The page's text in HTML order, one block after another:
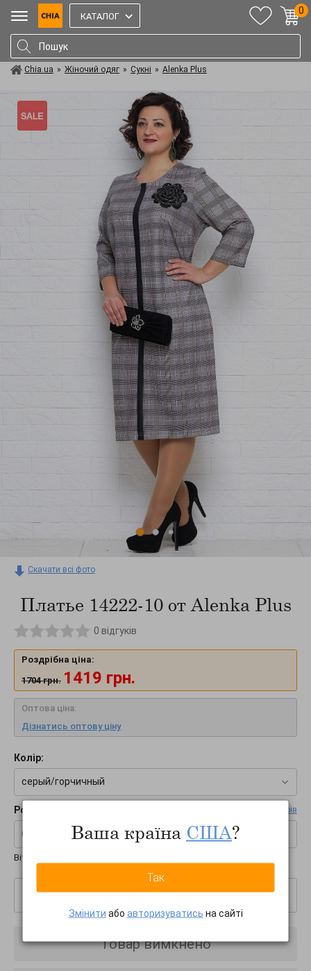
КАТАЛОГ
0
Chia.ua » Жіночий одяг » Сукні » Alenka Plus
Скачати всі фото
Платье 14222-10 от Alenka Plus
0 відгуків
Роздрібна ціна:
1704 грн. 1419 грн.
Оптова ціна:
Дізнатись оптову ціну
Колір:
серый/горчичный
Розмір: Таблиця розмірів
60
Вітчизняні розміри:
– +
Товар вимкнено
Ваша країна США?
Так
Змінити або авторизуватись на сайті